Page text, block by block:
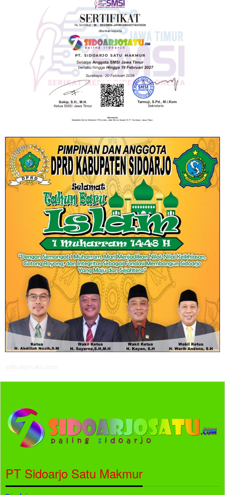
PT Sidoarjo Satu Makmur